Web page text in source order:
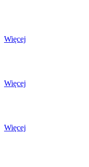
Więcej
Więcej
Więcej